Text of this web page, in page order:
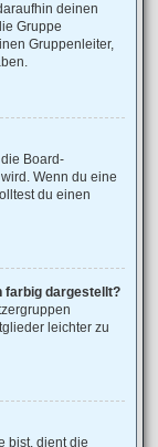
deinen
Gruppe
Gruppenleiter,
Board-
Wenn du eine
du einen
farbig dargestellt?
leichter zu
bist, dient die